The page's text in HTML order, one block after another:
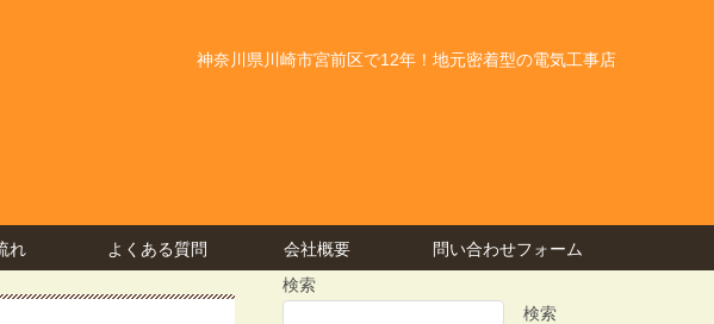
神奈川県川崎市宮前区で12年！地元密着型の電気工事店
れ よくある質問 会社概要 問い合わせフォーム
検索
検索